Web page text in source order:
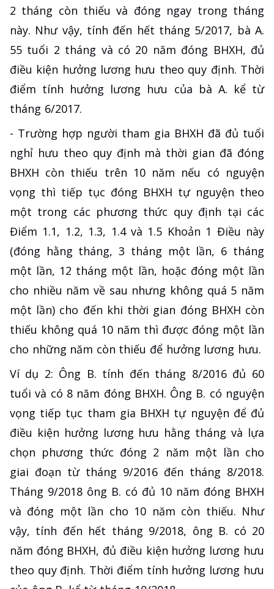
2 tháng còn thiếu và đóng ngay trong tháng
này. Như vậy, tính đến hết tháng 5/2017, bà A.
55 tuổi 2 tháng và có 20 năm đóng BHXH, đủ
điều kiện hưởng lương hưu theo quy định. Thời
điểm tính hưởng lương hưu của bà A. kể từ
tháng 6/2017.
- Trường hợp người tham gia BHXH đã đủ tuổi
nghỉ hưu theo quy định mà thời gian đã đóng
BHXH còn thiếu trên 10 năm nếu có nguyện
vọng thì tiếp tục đóng BHXH tự nguyện theo
một trong các phương thức quy định tại các
Điểm 1.1, 1.2, 1.3, 1.4 và 1.5 Khoản 1 Điều này
(đóng hằng tháng, 3 tháng một lần, 6 tháng
một lần, 12 tháng một lần, hoặc đóng một lần
cho nhiều năm về sau nhưng không quá 5 năm
một lần) cho đến khi thời gian đóng BHXH còn
thiếu không quá 10 năm thì được đóng một lần
cho những năm còn thiếu để hưởng lương hưu.
Ví dụ 2: Ông B. tính đến tháng 8/2016 đủ 60
tuổi và có 8 năm đóng BHXH. Ông B. có nguyện
vọng tiếp tục tham gia BHXH tự nguyện để đủ
điều kiện hưởng lương hưu hằng tháng và lựa
chọn phương thức đóng 2 năm một lần cho
giai đoạn từ tháng 9/2016 đến tháng 8/2018.
Tháng 9/2018 ông B. có đủ 10 năm đóng BHXH
và đóng một lần cho 10 năm còn thiếu. Như
vậy, tính đến hết tháng 9/2018, ông B. có 20
năm đóng BHXH, đủ điều kiện hưởng lương hưu
theo quy định. Thời điểm tính hưởng lương hưu